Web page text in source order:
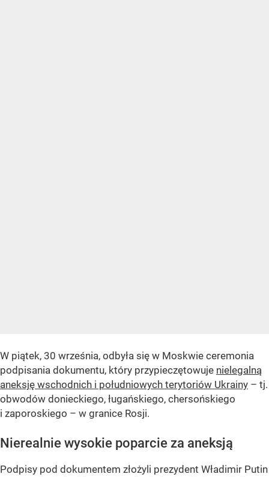
W piątek, 30 września, odbyła się w Moskwie ceremonia
podpisania dokumentu, który przypieczętowuje nielegalną
aneksję wschodnich i południowych terytoriów Ukrainy – tj.
obwodów donieckiego, ługańskiego, chersońskiego
i zaporoskiego – w granice Rosji.
Nierealnie wysokie poparcie za aneksją
Podpisy pod dokumentem złożyli prezydent Władimir Putin